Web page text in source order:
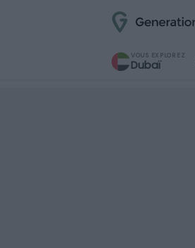
VOUS EXPLOREZ
Dubaï